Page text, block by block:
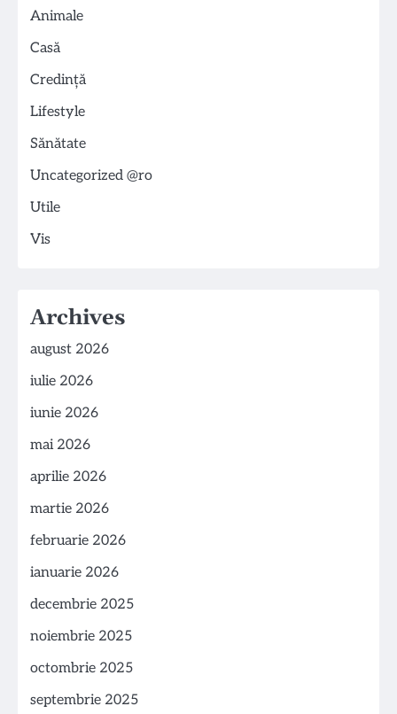
Animale
Casă
Credință
Lifestyle
Sănătate
Uncategorized @ro
Utile
Vis
Archives
august 2026
iulie 2026
iunie 2026
mai 2026
aprilie 2026
martie 2026
februarie 2026
ianuarie 2026
decembrie 2025
noiembrie 2025
octombrie 2025
septembrie 2025